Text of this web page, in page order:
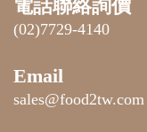
電話聯絡詢價
(02)7729-4140
Email
sales@food2tw.com